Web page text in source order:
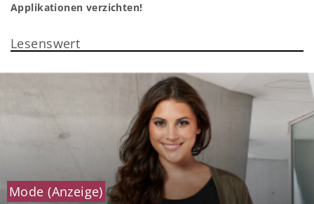
Applikationen verzichten!
Lesenswert
Mode (Anzeige)